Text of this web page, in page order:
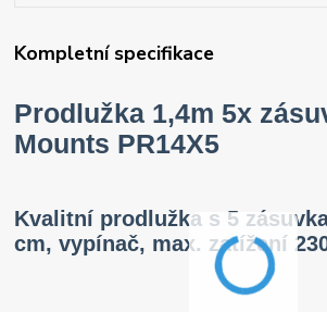
Kompletní specifikace
Prodlužka 1,4m 5x
Mounts PR14X5
Kvalitní prodlužka s 5
cm, vypínač, max. zatížení